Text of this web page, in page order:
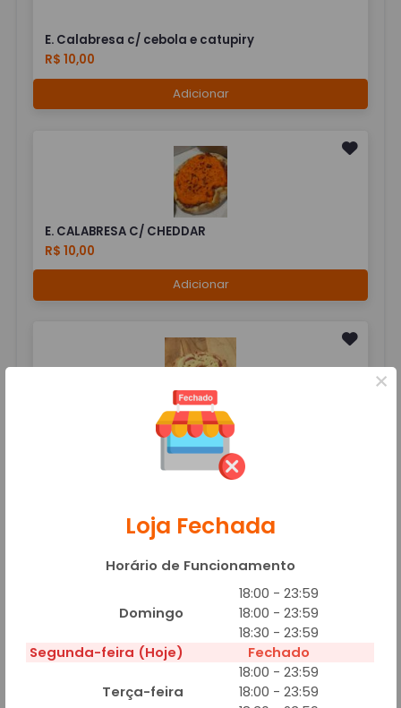
E. Calabresa c/ cebola e catupiry
R$ 10,00
Adicionar
E. CALABRESA C/ CHEDDAR
R$ 10,00
Adicionar
E. CALABRESA C/CATUPIRY
Adicionar
E. CALABRESA C/CEBOLA
×
Loja Fechada
Horário de Funcionamento
Domingo
18:00 - 23:59
18:00 - 23:59
18:30 - 23:59
Segunda-feira (Hoje)
Fechado
Terça-feira
18:00 - 23:59
18:00 - 23:59